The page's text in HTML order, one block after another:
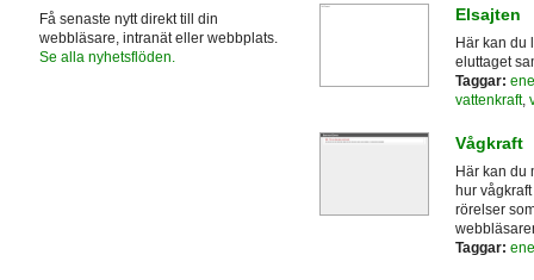
Få senaste nytt direkt till din
webbläsare, intranät eller webbplats.
Se alla nyhetsflöden.
Elsajten
Här kan du
eluttaget
Taggar:
vattenkraft,
Vågkraft
Här kan du
hur
rörelser
Taggar: